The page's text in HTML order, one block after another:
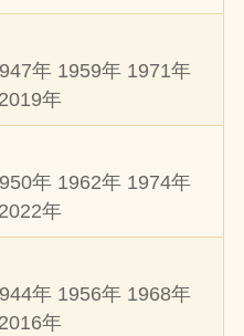
年 1959年 1971年
年
年 1962年 1974年
年
年 1956年 1968年
年